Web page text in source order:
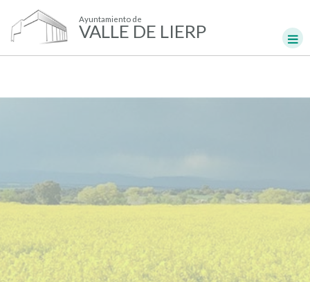
Ayuntamiento de
VALLE DE LIERP